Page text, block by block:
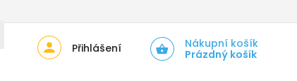
Nákupní košík
Prázdný košík
Přihlášení